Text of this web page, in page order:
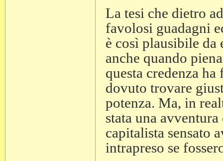
La tesi che dietro
favolosi guadagni
è così plausibile da
anche quando
questa credenza
dovuto trovare
potenza. Ma, in
stata una avventura
capitalista sensato
intrapreso se